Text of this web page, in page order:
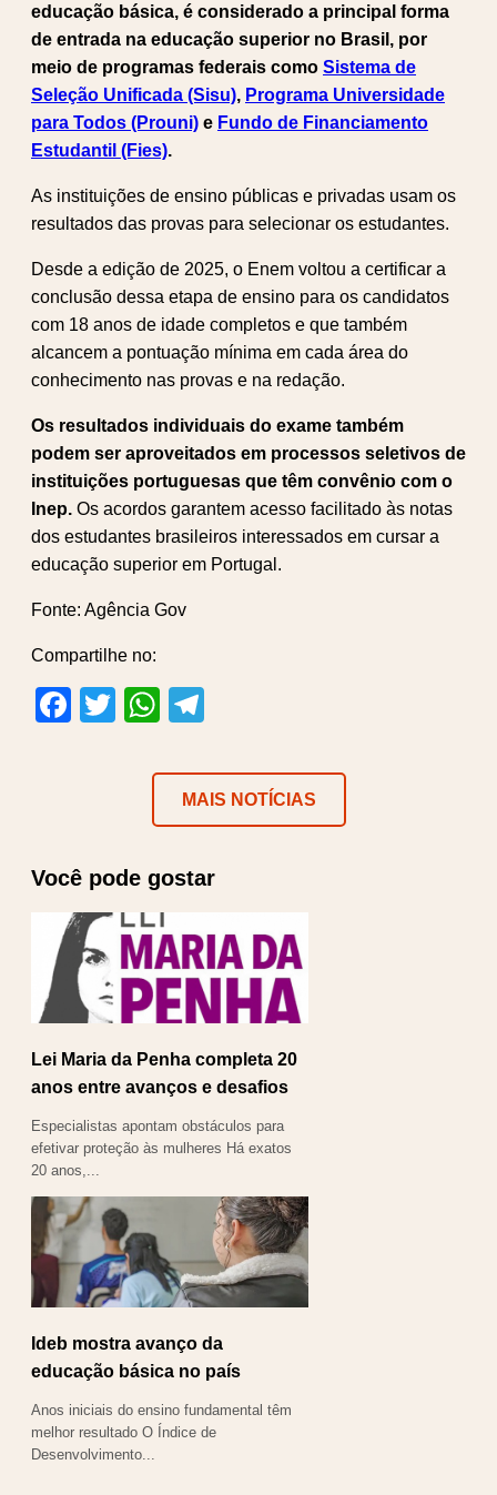
educação básica, é considerado a principal forma
de entrada na educação superior no Brasil, por
meio de programas federais como Sistema de
Seleção Unificada (Sisu), Programa Universidade
para Todos (Prouni) e Fundo de Financiamento
Estudantil (Fies).
As instituições de ensino públicas e privadas usam os
resultados das provas para selecionar os estudantes.
Desde a edição de 2025, o Enem voltou a certificar a
conclusão dessa etapa de ensino para os candidatos
com 18 anos de idade completos e que também
alcancem a pontuação mínima em cada área do
conhecimento nas provas e na redação.
Os resultados individuais do exame também
podem ser aproveitados em processos seletivos de
instituições portuguesas que têm convênio com o
Inep. Os acordos garantem acesso facilitado às notas
dos estudantes brasileiros interessados em cursar a
educação superior em Portugal.
Fonte: Agência Gov
Compartilhe no:
Facebook
TwitterWhatsApp
MAIS NOTÍCIAS
Você pode gostar
Lei Maria da Penha completa 20
anos entre avanços e desafios
Especialistas apontam obstáculos para
efetivar proteção às mulheres Há exatos
20 anos,...
Ideb mostra avanço da
educação básica no país
Anos iniciais do ensino fundamental têm
melhor resultado O Índice de
Desenvolvimento...